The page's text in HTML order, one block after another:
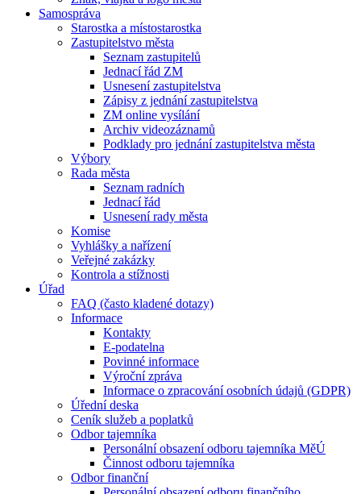
Samospráva
Starostka a místostarostka
Zastupitelstvo města
Seznam zastupitelů
Jednací řád ZM
Usnesení zastupitelstva
Zápisy z jednání zastupitelstva
ZM online vysílání
Archiv videozáznamů
Podklady pro jednání zastupitelstva města
Výbory
Rada města
Seznam radních
Jednací řád
Usnesení rady města
Komise
Vyhlášky a nařízení
Veřejné zakázky
Kontrola a stížnosti
Úřad
FAQ (často kladené dotazy)
Informace
Kontakty
E-podatelna
Povinné informace
Výroční zpráva
Informace o zpracování osobních údajů (GDPR)
Úřední deska
Ceník služeb a poplatků
Odbor tajemníka
Personální obsazení odboru tajemníka MěÚ
Činnost odboru tajemníka
Odbor finanční